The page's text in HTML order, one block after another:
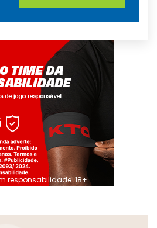
responsabilidade. 18+